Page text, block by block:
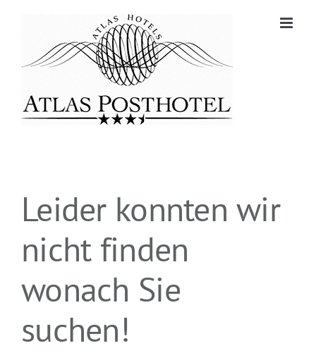
Leider konnten wir
nicht finden
wonach Sie
suchen!